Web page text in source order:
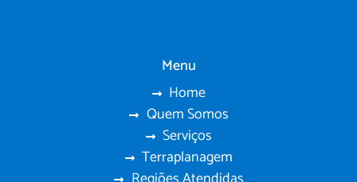
Menu
Home
Quem Somos
Serviços
Terraplanagem